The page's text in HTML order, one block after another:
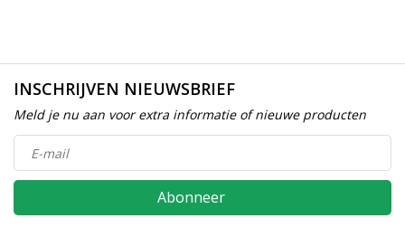
INSCHRIJVEN NIEUWSBRIEF
Meld je nu aan voor extra informatie of nieuwe producten
Abonneer